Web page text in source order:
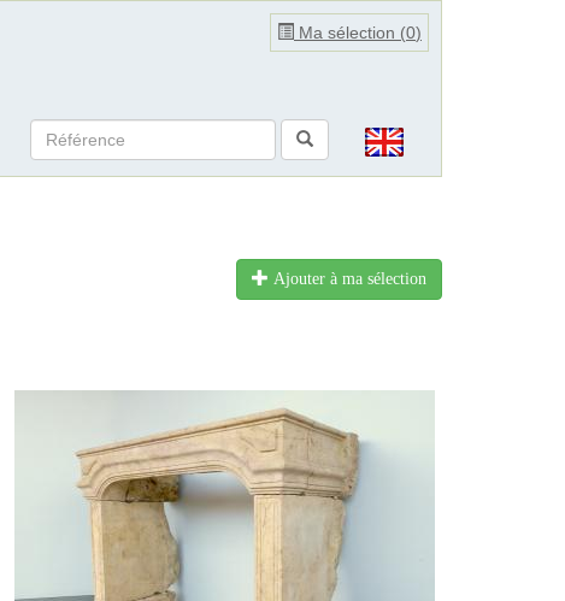
Ma sélection (0)
Ajouter à ma sélection